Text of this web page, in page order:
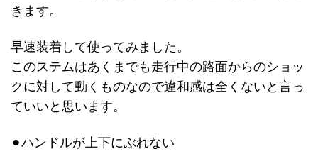
きます。
早速装着して使ってみました。
このステムはあくまでも走行中の路面からのショッ
クに対して動くものなので違和感は全くないと言っ
ていいと思います。
⚫︎ハンドルが上下にぶれない